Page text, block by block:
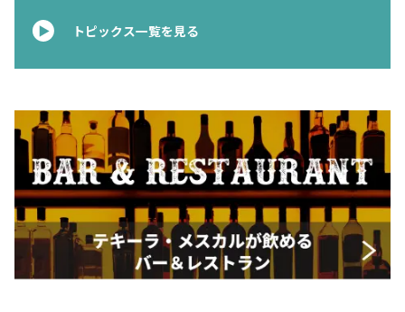
トピックス一覧を見る